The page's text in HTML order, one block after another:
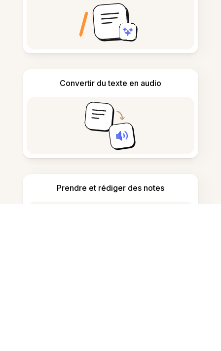
Convertir du texte en audio
Prendre et rédiger des notes